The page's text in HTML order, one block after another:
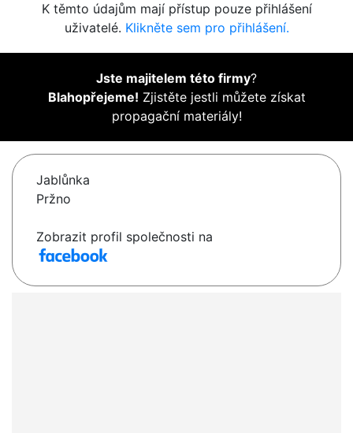
K těmto údajům mají přístup pouze přihlášení
uživatelé. Klikněte sem pro přihlášení.
Jste majitelem této firmy?
Blahopřejeme! Zjistěte jestli můžete získat
propagační materiály!
Jablůnka
Pržno
Zobrazit profil společnosti na